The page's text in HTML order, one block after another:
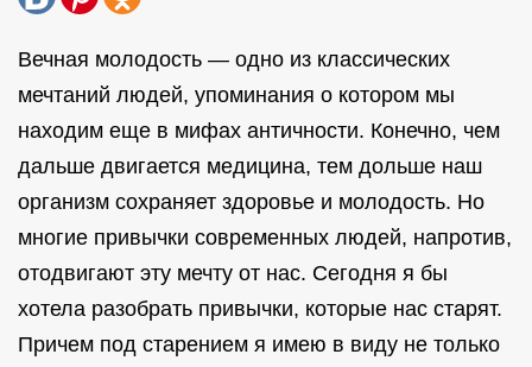
Вечная молодость — одно из классических
мечтаний людей, упоминания о котором мы
находим еще в мифах античности. Конечно, чем
дальше двигается медицина, тем дольше наш
организм сохраняет здоровье и молодость. Но
многие привычки современных людей, напротив,
отодвигают эту мечту от нас. Сегодня я бы
хотела разобрать привычки, которые нас старят.
Причем под старением я имею в виду не только